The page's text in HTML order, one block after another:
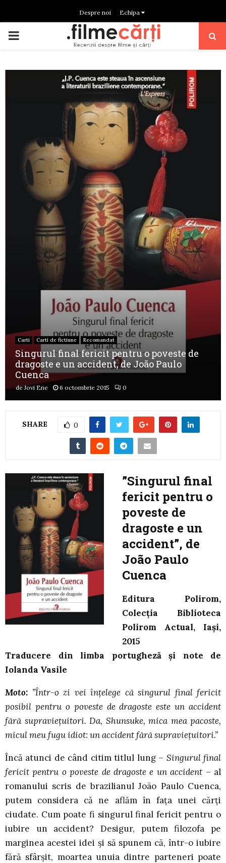
Despre noi Echipa
PRIMARY
Carti Carti de fictiune Recomandat
Singurul final fericit pentru o poveste de
dragoste e un accident, de João Paulo
Cuenca
deJovi Ene 6 octombrie 2015 0
SHARE 0
”Singurul final
fericit pentru o
poveste de
dragoste e un
accident”, de
João Paulo
Cuenca
Editura Polirom,
Colecția Biblioteca
Polirom Actual, Iași,
2015
Traducere din limba portugheză și note de
Iolanda Vasile
Moto: ”Într-o zi vei înțelege că singurul final fericit
posibil pentru o poveste de dragoste este un accident
fără supraviețuitori. Da, Shunsuke, mica mea pacoste,
micul meu fugu idiot: un accident fără supraviețuitori.”
Încă atunci de când citim titlul lung – Singurul final
fericit pentru o poveste de dragoste e un accident – al
romanului scris de brazilianul João Paulo Cuenca,
putem considera că ne aflăm în fața unei cărți
ciudate. Cum poate fi singurul final fericit pentru o
iubire un accident? Desigur, putem filozofa pe
marginea acestei idei și să spunem că, într-o iubire
fără sfârșit, moartea unuia dintre parteneri poate